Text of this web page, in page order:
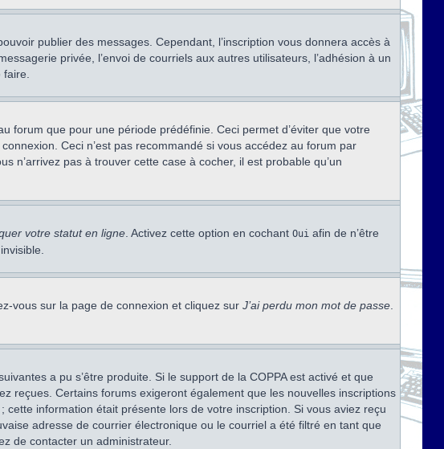
publier des messages. Cependant, l’inscription vous donnera accès à
privée, l’envoi de courriels aux autres utilisateurs, l’adhésion à un
forum que pour une période prédéfinie. Ceci permet d’éviter que votre
Ceci n’est pas recommandé si vous accédez au forum par
n’arrivez pas à trouver cette case à cocher, il est probable qu’un
votre statut en ligne . Activez cette option en cochant Oui afin de n’être
vous sur la page de connexion et cliquez sur J’ai perdu mon mot de passe
a pu s’être produite. Si le support de la COPPA est activé et que
reçues. Certains forums exigeront également que les nouvelles inscriptions
information était présente lors de votre inscription. Si vous aviez reçu
adresse de courrier électronique ou le courriel a été filtré en tant que
de contacter un administrateur.